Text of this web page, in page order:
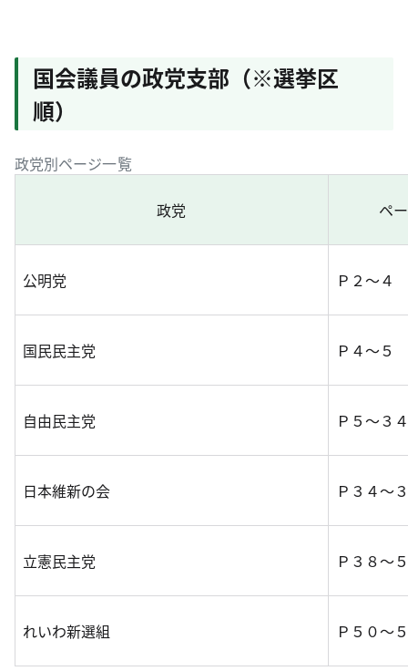
国会議員の政党支部（※選挙区
順）
政党別ページ一覧
政党 ペ
公明党 Ｐ２～４
国民民主党 Ｐ４～５
自由民主党 Ｐ５～３
日本維新の会 Ｐ３４～
立憲民主党 Ｐ３８～
れいわ新選組 Ｐ５０～